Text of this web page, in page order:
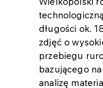
długości ok.
zdjęć o
przebiegu
bazującego
analizę